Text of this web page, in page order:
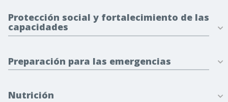
Protección social y fortalecimiento de las
capacidades
Preparación para las emergencias
Nutrición